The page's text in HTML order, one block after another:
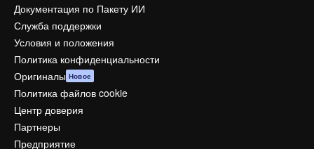
Документация по Пакету ИИ
Служба поддержки
Условия и положения
Политика конфиденциальности
Оригиналы Новое
Политика файлов cookie
Центр доверия
Партнеры
Предприятие